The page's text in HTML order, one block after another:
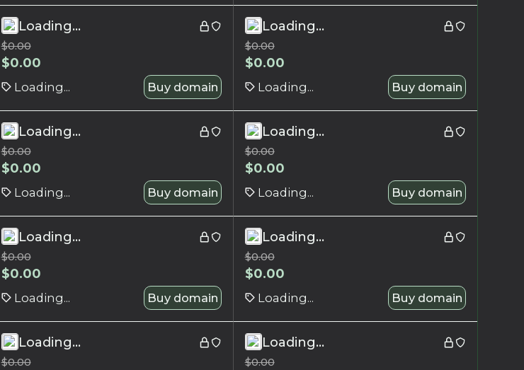
Loading...
$0.00
$0.00
Loading... Buy domain
Loading...
$0.00
$0.00
Loading... Buy domain
Loading...
$0.00
$0.00
Loading... Buy domain
Loading...
$0.00
$0.00
Loading... Buy domain
Loading...
$0.00
$0.00
Loading... Buy domain
Loading...
$0.00
$0.00
Loading... Buy domain
Loading...
$0.00
Loading...
$0.00